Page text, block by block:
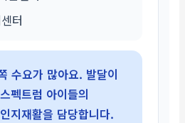
터
수요가 많아요. 발달이
펙트럼 아이들의
지재활을 담당합니다.